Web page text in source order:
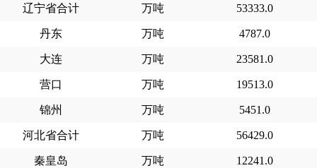
辽宁省合计 万吨 53333.0
丹东 万吨 4787.0
大连 万吨 23581.0
营口 万吨 19513.0
锦州 万吨 5451.0
河北省合计 万吨 56429.0
秦皇岛 万吨 12241.0